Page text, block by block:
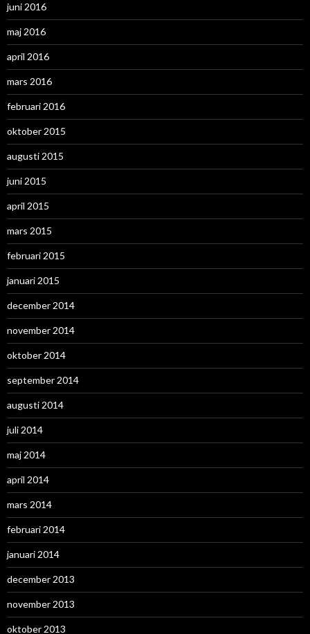
juni 2016
maj 2016
april 2016
mars 2016
februari 2016
oktober 2015
augusti 2015
juni 2015
april 2015
mars 2015
februari 2015
januari 2015
december 2014
november 2014
oktober 2014
september 2014
augusti 2014
juli 2014
maj 2014
april 2014
mars 2014
februari 2014
januari 2014
december 2013
november 2013
oktober 2013